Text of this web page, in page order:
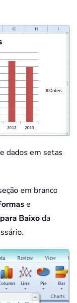
dados em setas
em branco
e
Baixoda